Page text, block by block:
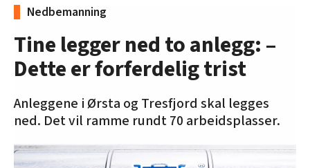
Nedbemanning
Tine legger ned to anlegg: –
Dette er forferdelig trist
Anleggene i Ørsta og Tresfjord skal legges
ned. Det vil ramme rundt 70 arbeidsplasser.